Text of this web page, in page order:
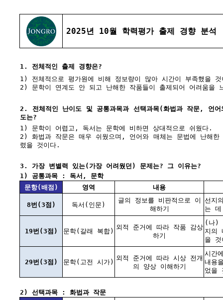
2025년 10월 학력평가 출제 경향 분
1. 전체적인 출제 경향은?
1) 전체적으로 평가원에 비해 정보량이 많아 시간이 부족했을
2) 문학이 연계도 안 되고 난해한 작품들이 출제되어 어려움을
2. 전체적인 난이도 및 공통과목과 선택과목(화법과 작문, 언
도는?
1) 문학이 어렵고, 독서는 문학에 비하면 상대적으로 쉬웠다.
2) 화법과 작문은 매우 쉬웠으며, 언어와 매체는 문법에 난해한
렸을 것이다.
3. 가장 변별력 있는(가장 어려웠던) 문제는? 그 이유는?
1) 공통과목 : 독서, 문학
문항(배점)
영역 내용
8번(3점) 독서(인문)
글의 정보를 비판적으로 이
해하기
선지
는
19번(3점) 문학(갈래 복합)
외적 준거에 따라 작품 감상
하기
(나)
지의
을
29번(3점) 문학(고전 시가)
외적 준거에 따라 시상 전개
의 양상 이해하기
시간
내용
었을
2) 선택과목 : 화법과 작문